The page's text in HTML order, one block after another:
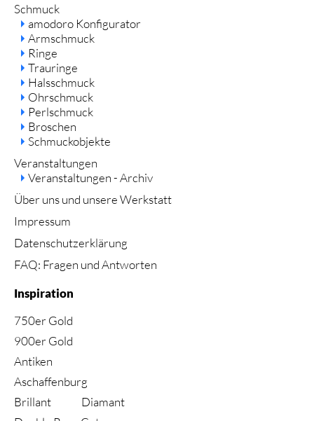
Navigation
überspringen
Schmuck
amodoro Konfigurator
Armschmuck
Ringe
Trauringe
Halsschmuck
Ohrschmuck
Perlschmuck
Broschen
Schmuckobjekte
Veranstaltungen
Veranstaltungen - Archiv
Über uns und unsere Werkstatt
Impressum
Datenschutzerklärung
FAQ: Fragen und Antworten
Inspiration
750er Gold
900er Gold
Antiken
Aschaffenburg
Brillant
Diamant